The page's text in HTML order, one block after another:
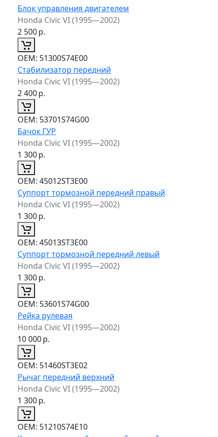
Блок управления двигателем
Honda Civic VI (1995—2002)
2 500р.
ОЕМ: 51300S74E00
Стабилизатор передний
Honda Civic VI (1995—2002)
2 400р.
ОЕМ: 53701S74G00
Бачок ГУР
Honda Civic VI (1995—2002)
1 300р.
ОЕМ: 45012ST3E00
Суппорт тормозной передний правый
Honda Civic VI (1995—2002)
1 300р.
ОЕМ: 45013ST3E00
Суппорт тормозной передний левый
Honda Civic VI (1995—2002)
1 300р.
ОЕМ: 53601S74G00
Рейка рулевая
Honda Civic VI (1995—2002)
10 000р.
ОЕМ: 51460ST3E02
Рычаг передний верхний
Honda Civic VI (1995—2002)
1 300р.
ОЕМ: 51210S74E10